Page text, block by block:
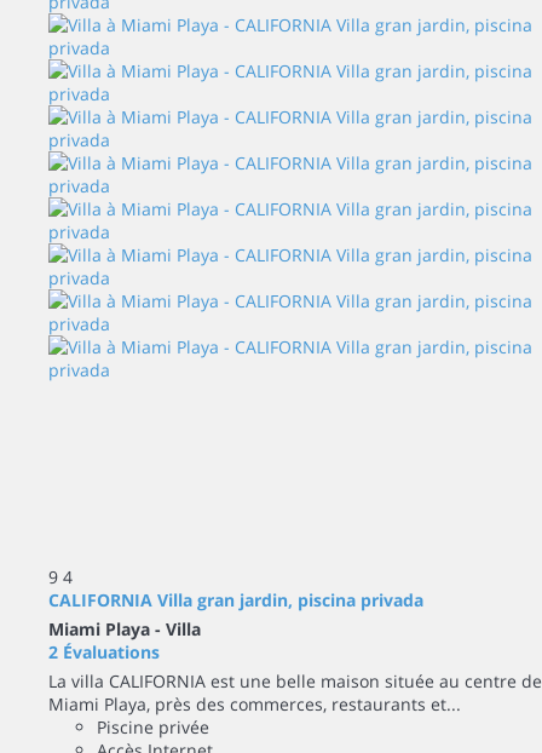
9 4
CALIFORNIA Villa gran jardin, piscina privada
Miami Playa - Villa
2 Évaluations
La villa CALIFORNIA est une belle maison située au centre de
Miami Playa, près des commerces, restaurants et...
Piscine privée